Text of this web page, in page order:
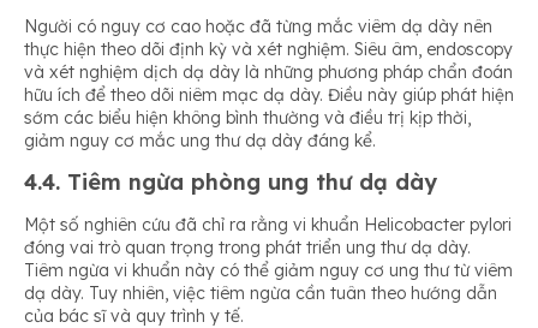
Người có nguy cơ cao hoặc đã từng mắc viêm dạ dày nên
thực hiện theo dõi định kỳ và xét nghiệm. Siêu âm, endoscopy
và xét nghiệm dịch dạ dày là những phương pháp chẩn đoán
hữu ích để theo dõi niêm mạc dạ dày. Điều này giúp phát hiện
sớm các biểu hiện không bình thường và điều trị kịp thời,
giảm nguy cơ mắc ung thư dạ dày đáng kể.
4.4. Tiêm ngừa phòng ung thư dạ dày
Một số nghiên cứu đã chỉ ra rằng vi khuẩn Helicobacter pylori
đóng vai trò quan trọng trong phát triển ung thư dạ dày.
Tiêm ngừa vi khuẩn này có thể giảm nguy cơ ung thư từ viêm
dạ dày. Tuy nhiên, việc tiêm ngừa cần tuân theo hướng dẫn
của bác sĩ và quy trình y tế.